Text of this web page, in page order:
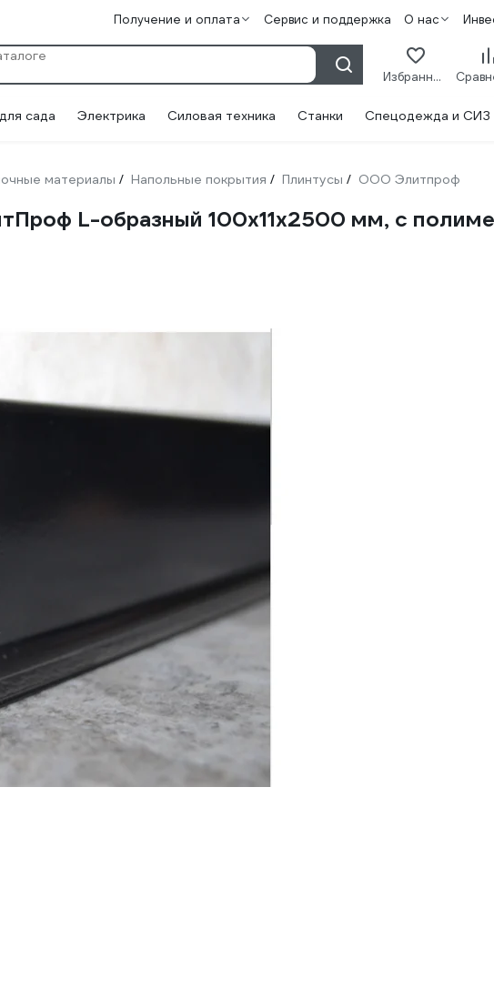
Получение и оплата Сервис и поддержка О нас
Избранное
сада Электрика Силовая техника Станки Спецодежда и СИЗ
материалы / Напольные покрытия / Плинтусы / ООО Элитпроф
L-образный 100x11x2500 мм, с